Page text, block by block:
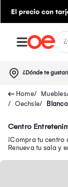
¿Dónde te
Muebles
Oechsle
Blanco
Centro
¡Compra tu centro
Renueva tu sala y